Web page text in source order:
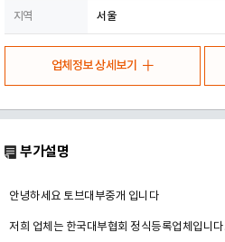
지역 서울
업체정보 상세보기
부가설명
안녕하세요 토브대부중개 입니다
저희 업체는 한국대부협회 정식등록업체입니다.